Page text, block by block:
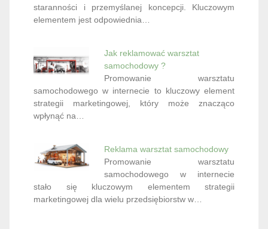
staranności i przemyślanej koncepcji. Kluczowym
elementem jest odpowiednia…
Jak reklamować warsztat
samochodowy ?
Promowanie warsztatu
samochodowego w internecie to kluczowy element
strategii marketingowej, który może znacząco
wpłynąć na…
Reklama warsztat samochodowy
Promowanie warsztatu
samochodowego w internecie
stało się kluczowym elementem strategii
marketingowej dla wielu przedsiębiorstw w…